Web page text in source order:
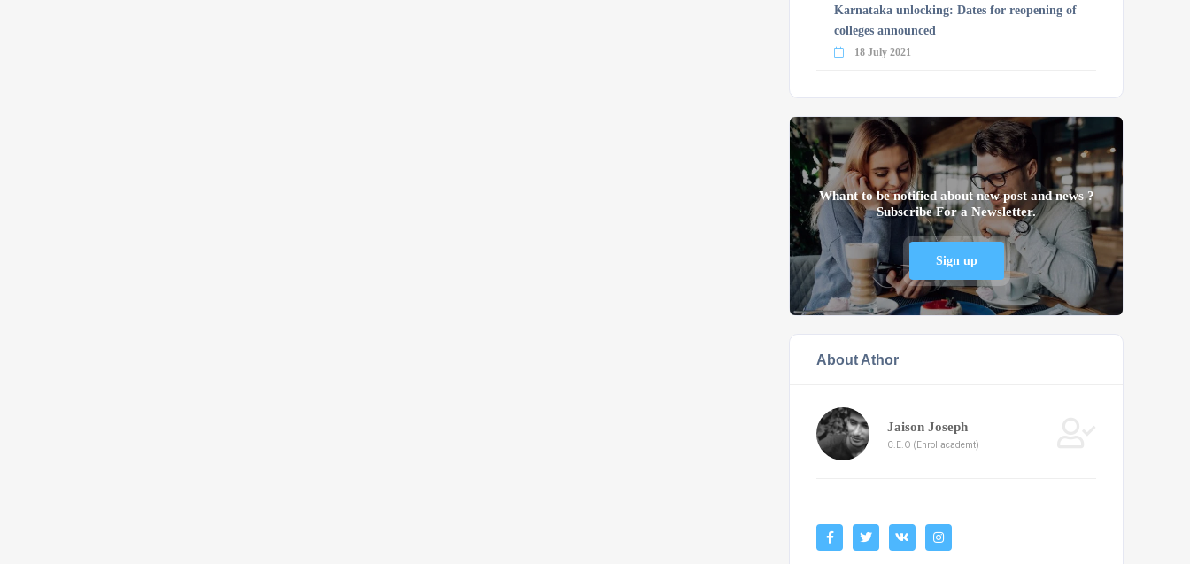
Karnataka unlocking: Dates for reopening of
colleges announced
18 July 2021
Whant to be notified about new post and news ?
Subscribe For a Newsletter.
Sign up
About Athor
Jaison Joseph
C.E.O (Enrollacademt)